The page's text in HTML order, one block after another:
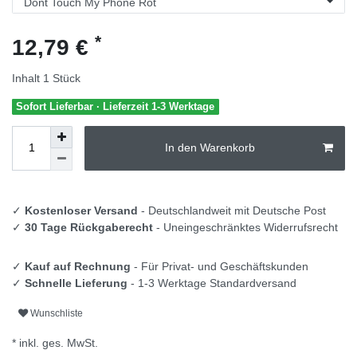
12,79 € *
Inhalt 1 Stück
Sofort Lieferbar · Lieferzeit 1-3 Werktage
In den Warenkorb
✓ Kostenloser Versand - Deutschlandweit mit Deutsche Post
✓ 30 Tage Rückgaberecht - Uneingeschränktes Widerrufsrecht
✓ Kauf auf Rechnung - Für Privat- und Geschäftskunden
✓ Schnelle Lieferung - 1-3 Werktage Standardversand
Wunschliste
* inkl. ges. MwSt.